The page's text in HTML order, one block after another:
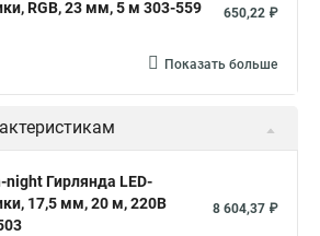
RGB, 23 мм, 5 м 303-559
650,22 ₽
Показать больше
night Гирлянда LED-
17,5 мм, 20 м, 220В
8 604,37 ₽